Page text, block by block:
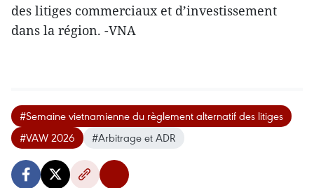
des litiges commerciaux et d’investissement
dans la région. -VNA
#Semaine vietnamienne du règlement alternatif des litiges
#VAW 2026
#Arbitrage et ADR